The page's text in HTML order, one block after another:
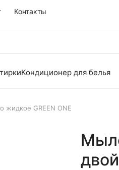
Контакты
Кондиционер для белья
жидкое GREEN ONE